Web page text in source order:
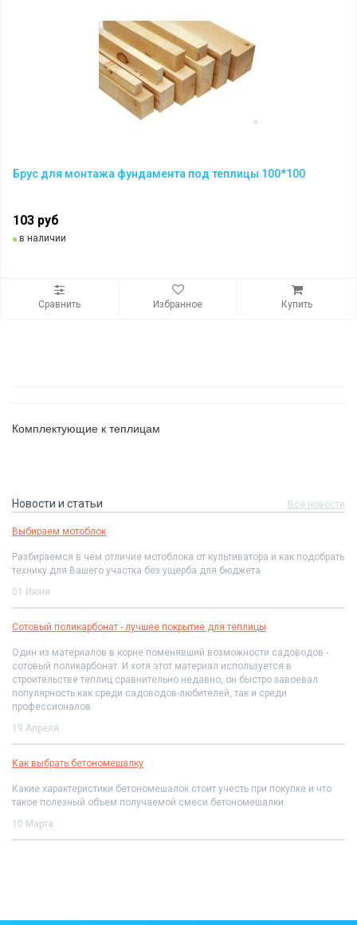
Брус для монтажа фундамента под теплицы 100*100
103 руб
в наличии
Сравнить Избранное Купить
Комплектующие к теплицам
Новости и статьи Все новости
Выбираем мотоблок
Разбираемся в чем отличие мотоблока от культиватора и как подобрать
технику для Вашего участка без ущерба для бюджета
01 Июня
Сотовый поликарбонат - лучшее покрытие для теплицы
Один из материалов в корне поменявший возможности садоводов -
сотовый поликарбонат. И хотя этот материал используется в
строительстве теплиц сравнительно недавно, он быстро завоевал
популярность как среди садоводов-любителей, так и среди
профессионалов
19 Апреля
Как выбрать бетономешалку
Какие характеристики бетономешалок стоит учесть при покупке и что
такое полезный объем получаемой смеси бетономешалки
10 Марта